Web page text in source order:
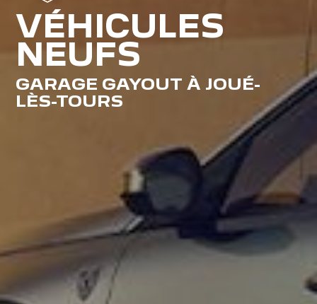
VÉHICULES
NEUFS
GARAGE GAYOUT À JOUÉ-
LÈS-TOURS